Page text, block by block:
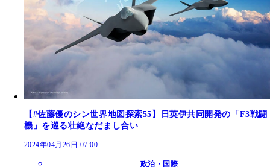
【#佐藤優のシン世界地図探索55】日英伊共同開発の「F3戦闘
機」を巡る壮絶なだまし合い
2024年04月26日 07:00
政治・国際